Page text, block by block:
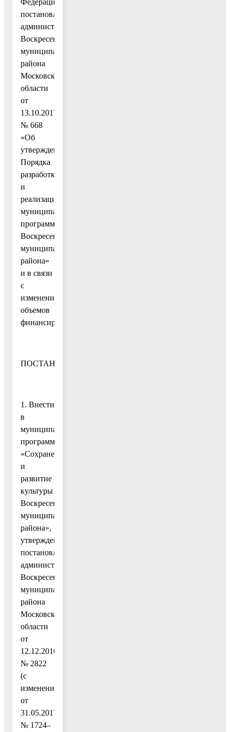
постановлением
администрации
Воскресенского
муниципального
района
Московской
области
от
13.10.2017
№ 668
«Об
утверждении
Порядка
разработки
и
реализации
муниципальных
программ
Воскресенского
муниципального
района»
и в связи
с
изменением
объемов
финансирования
ПОСТАНОВЛЯЮ:
1. Внести
в
муниципальную
программу
«Сохранение
и
развитие
культуры
Воскресенского
муниципального
района»,
утвержденную
постановлением
администрации
Воскресенского
муниципального
района
Московской
области
от
12.12.2016
№ 2822
(с
изменениями
от
31.05.2017
№ 1724–